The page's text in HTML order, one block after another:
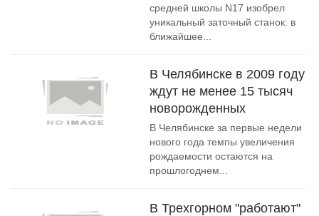
средней школы N17 изобрел
уникальный заточный станок: в
ближайшее...
В Челябинске в 2009 году
ждут не менее 15 тысяч
новорожденных
В Челябинске за первые недели
нового года темпы увеличения
рождаемости остаются на
прошлогоднем...
В Трехгорном "работают"